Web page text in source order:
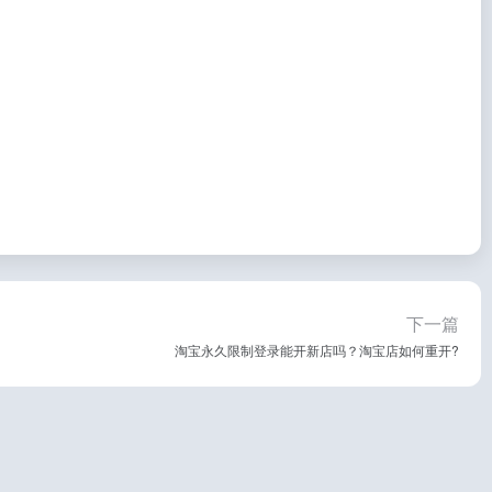
下一篇
淘宝永久限制登录能开新店吗？淘宝店如何重开?